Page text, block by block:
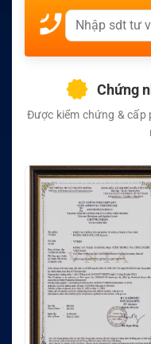
Chứng
Được kiểm chứng & cấp